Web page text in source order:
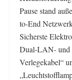
Pause stand
to-End
Sicherste
Dual-LAN- und
Verlegekabel“